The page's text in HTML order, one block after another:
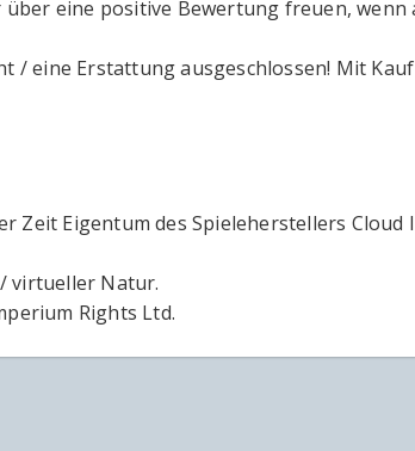
eine positive Bewertung freuen, wenn
/ eine Erstattung ausgeschlossen! Mit
Zeit Eigentum des Spieleherstellers Cloud
virtueller Natur.
Rights Ltd.